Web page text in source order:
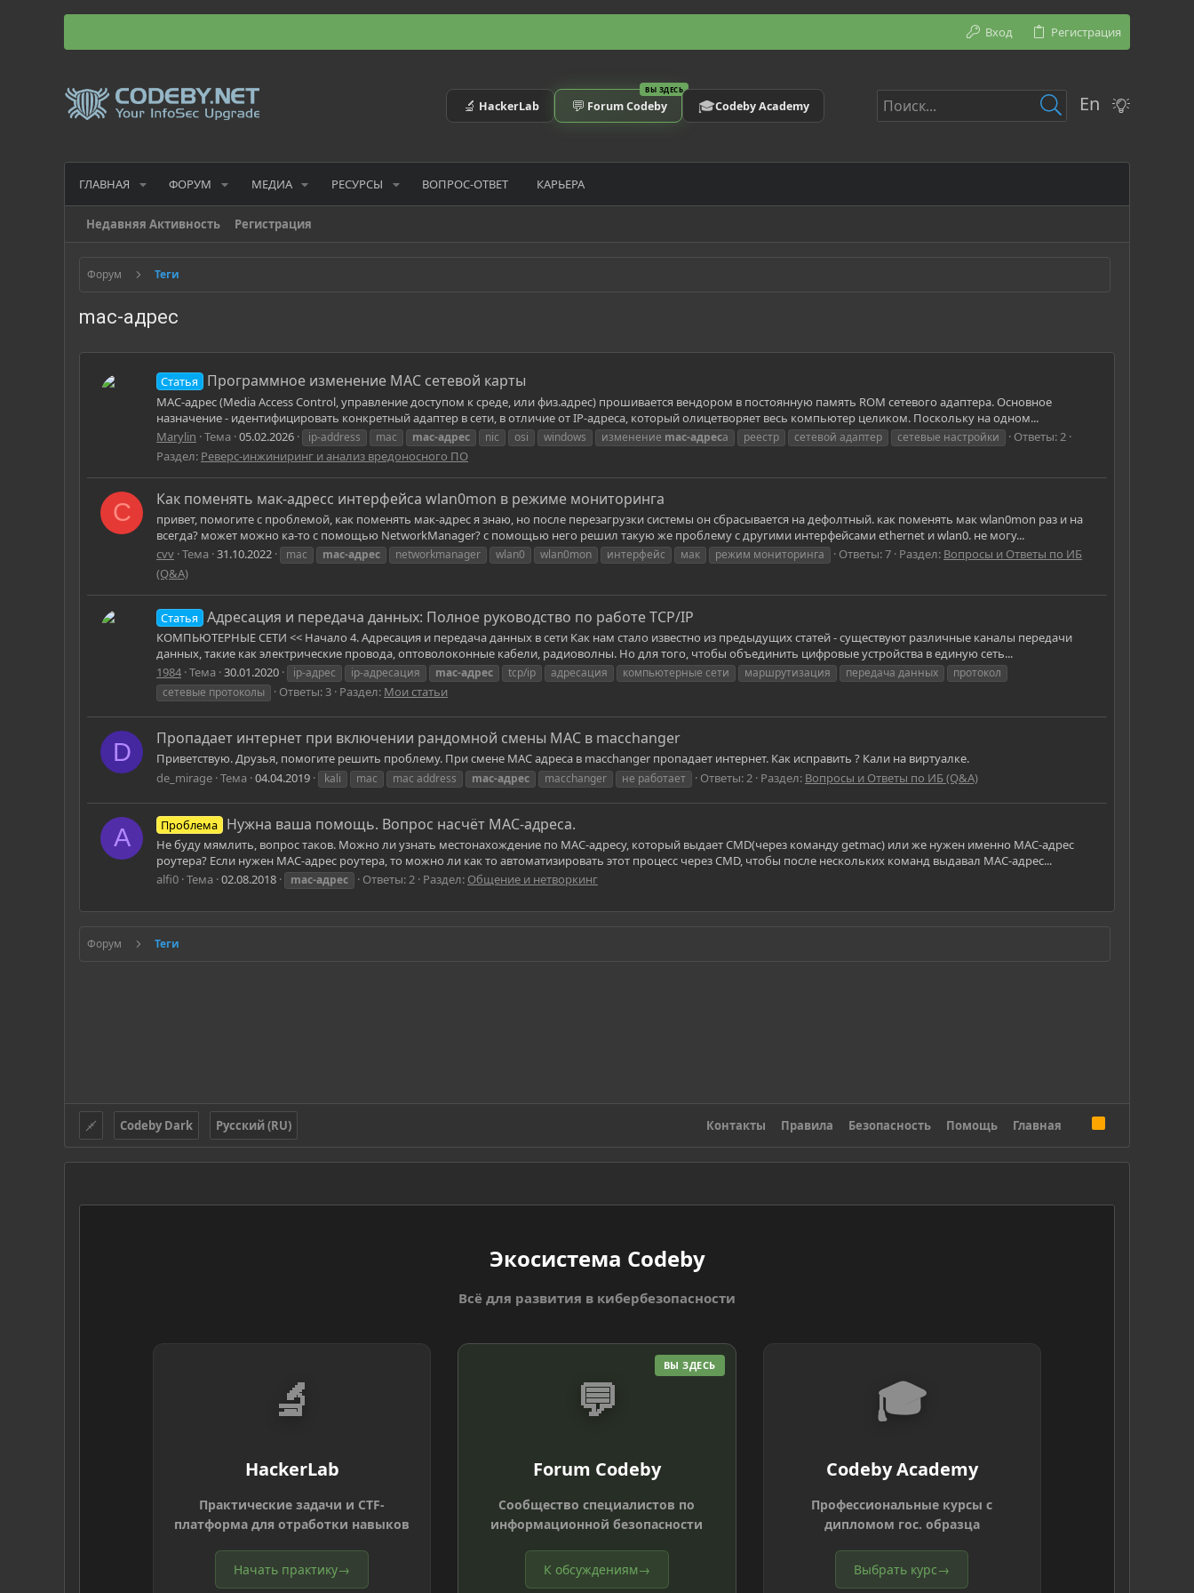
Вход Регистрация
🔬 HackerLab
ВЫ ЗДЕСЬ
💬 Forum Codeby 🎓Codeby Academy En
ГЛАВНАЯ ФОРУМ МЕДИА РЕСУРСЫ ВОПРОС-ОТВЕТ КАРЬЕРА
Недавняя Активность Регистрация
Форум Теги
mac-адрес
Статья Программное изменение МАС сетевой карты
MAC-адрес (Media Access Control, управление доступом к среде, или физ.адрес) прошивается вендором в постоянную память ROM сетевого адаптера. Основное
назначение - идентифицировать конкретный адаптер в сети, в отличие от IP-адреса, который олицетворяет весь компьютер целиком. Поскольку на одном...
Marylin Тема 05.02.2026 ip-address mac mac-адрес nic osi windows изменение mac-адреса реестр сетевой адаптер сетевые настройки
Ответы: 2
Раздел: Реверс-инжиниринг и анализ вредоносного ПО
C Как поменять мак-адресс интерфейса wlan0mon в режиме мониторинга
привет, помогите с проблемой, как поменять мак-адрес я знаю, но после перезагрузки системы он сбрасывается на дефолтный. как поменять мак wlan0mon раз и на
всегда? может можно ка-то с помощью NetworkManager? с помощью него решил такую же проблему с другими интерфейсами ethernet и wlan0. не могу...
cvv Тема 31.10.2022 mac mac-адрес networkmanager wlan0 wlan0mon интерфейс мак режим мониторинга Ответы: 7 Раздел: Вопросы и Ответы по ИБ
(Q&A)
Статья Адресация и передача данных: Полное руководство по работе TCP/IP
КОМПЬЮТЕРНЫЕ СЕТИ << Начало 4. Адресация и передача данных в сети Как нам стало известно из предыдущих статей - существуют различные каналы передачи
данных, такие как электрические провода, оптоволоконные кабели, радиоволны. Но для того, чтобы объединить цифровые устройства в единую сеть...
1984 Тема 30.01.2020 ip-адрес ip-адресация mac-адрес tcp/ip адресация компьютерные сети маршрутизация передача данных
протокол
сетевые протоколы
Ответы: 3 Раздел: Мои статьи
D Пропадает интернет при включении рандомной смены MAC в macchanger
Приветствую. Друзья, помогите решить проблему. При смене MAC адреса в macchanger пропадает интернет. Как исправить ? Кали на виртуалке.
de_mirage Тема 04.04.2019 kali mac mac address mac-адрес macchanger не работает Ответы: 2 Раздел: Вопросы и Ответы по ИБ (Q&A)
A Проблема Нужна ваша помощь. Вопрос насчёт MAC-адреса.
Не буду мямлить, вопрос таков. Можно ли узнать местонахождение по MAC-адресу, который выдает CMD(через команду getmac) или же нужен именно MAC-адрес
роутера? Если нужен MAC-адрес роутера, то можно ли как то автоматизировать этот процесс через CMD, чтобы после нескольких команд выдавал MAC-адрес...
alfi0 Тема 02.08.2018 mac-адрес Ответы: 2 Раздел: Общение и нетворкинг
Форум Теги
Codeby Dark Русский (RU) Контакты Правила Безопасность Помощь Главная
S
Экосистема Codeby
Всё для развития в кибербезопасности
🔬
HackerLab
Практические задачи и CTF-
платформа для отработки навыков
Начать практику→
ВЫ ЗДЕСЬ
💬
Forum Codeby
Сообщество специалистов по
информационной безопасности
К обсуждениям→
🎓
Codeby Academy
Профессиональные курсы с
дипломом гос. образца
Выбрать курс→